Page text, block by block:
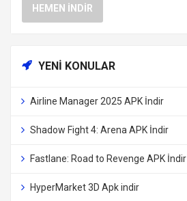
HEMEN İNDIR
YENI KONULAR
Airline Manager 2025 APK İndir
Shadow Fight 4: Arena APK İndir
Fastlane: Road to Revenge APK İndir
HyperMarket 3D Apk indir